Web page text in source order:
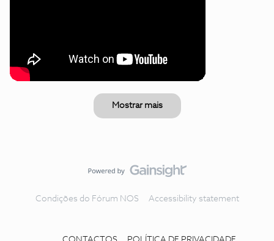
Mostrar mais
Condições do Fórum NOS Accessibility statement